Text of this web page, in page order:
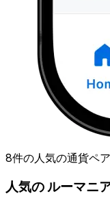
8件の人気の通貨ペ
人気の ルーマニ